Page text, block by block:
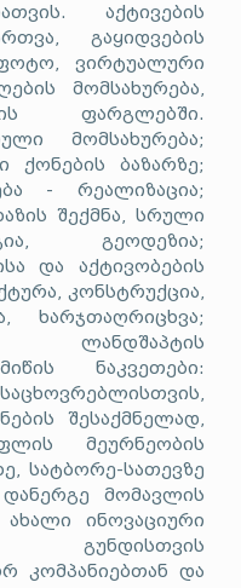
აქტივების
გაყიდვების
ვირტუალური
მომსახურება,
ფარგლებში.
მომსახურება;
ქონების ბაზარზე;
- რეალიზაცია;
შექმნა, სრული
გეოდეზია;
და აქტივობების
კონსტრუქცია,
ხარჯთაღრიცხვა;
ლანდშაპტის
ნაკვეთები:
შესაქმნელად,
მეურნეობის
სატბორე-სათევზე
მომავლის
ინოვაციური
გუნდისთვის
კომპანიებთან და